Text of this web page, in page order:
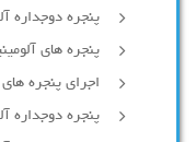
پنجره دوجداره
پنجره های
اجرای پنجره
پنجره دوجداره